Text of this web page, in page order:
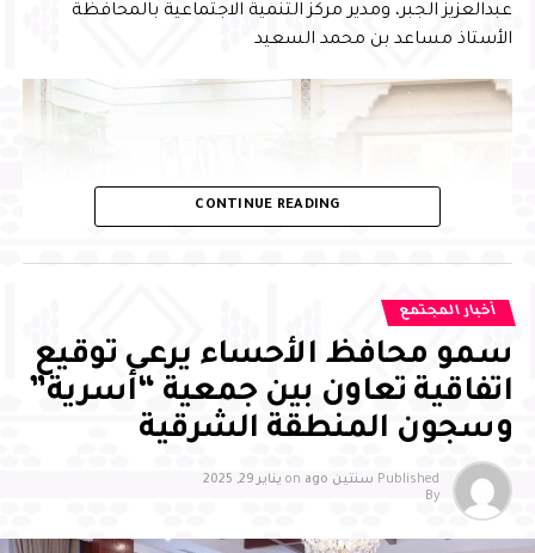
عبدالعزيز الجبر، ومدير مركز التنمية الاجتماعية بالمحافظة
الأستاذ مساعد بن محمد السعيد
ويعكس هذا اللقاء اهتمام سمو محافظ الأحساء بالأيتام
وحرصه الدائم على مشاركتهم مناسباتهم، والاطمئنان على
أحوالهم، ودعم مسيرتهم التعليمية والاجتماعية، انطلاقًا من
CONTINUE READING
أخبار المجتمع
سمو محافظ الأحساء يرعى توقيع
اتفاقية تعاون بين جمعية “أسرية”
وسجون المنطقة الشرقية
Published سنتين ago on يناير 29, 2025
By